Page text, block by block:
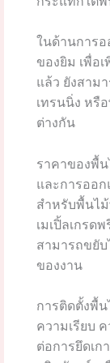
ในด้านการ
ของยิม เพื่อ
แล้ว ยังสาม
เทรนนิ่ง หรื
ต่างกัน
ราคาของพื้
และการออก
สำหรับพื้นไ
เมเปิ้ลเกรด
สามารถขยั
ของงาน
การติดตั้งพื้
ความเรียบ
ต่อการยึดเ